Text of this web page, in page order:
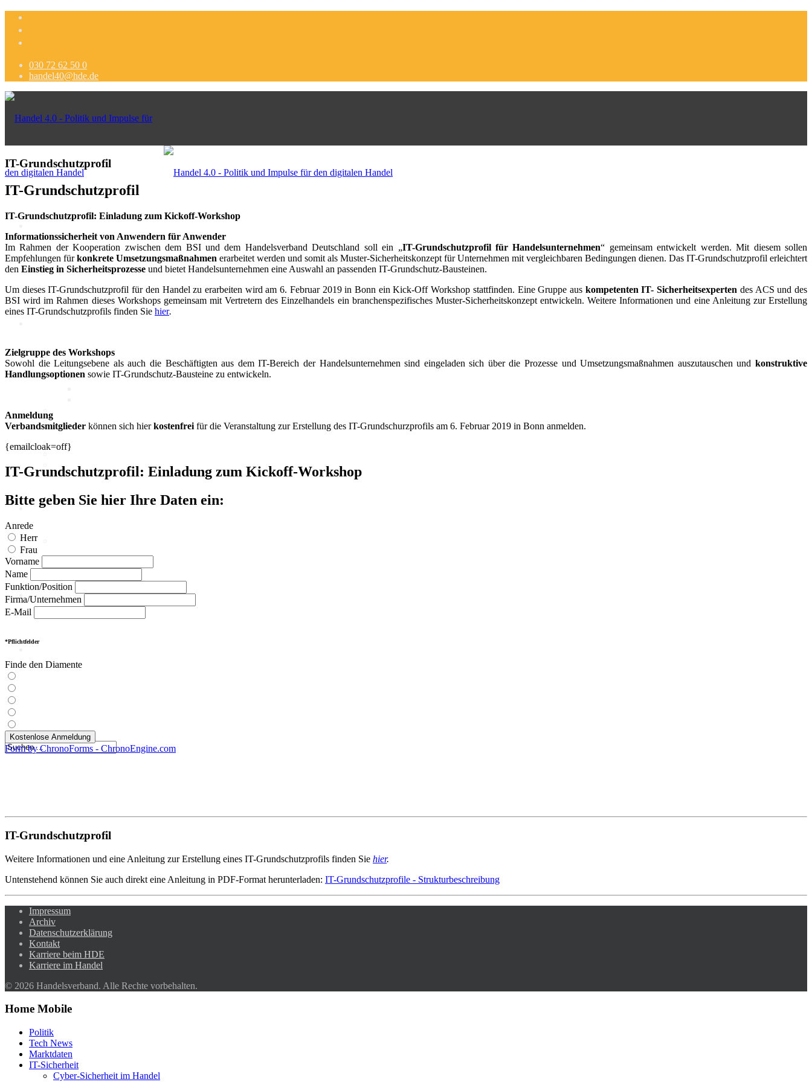
030 72 62 50 0
handel40@hde.de
Politik
Marktdaten
IT-Sicherheit
Cyber-Sicherheit im Handel
Tipps und Infomaterial
Digitalisierung am Point of
Sale
Social Media
Unternehmenswebseite
Mobile
Best-Practices ZukunftHandel
KI
Digitale Innenstadt
IT-Grundschutzprofil
IT-Grundschutzprofil
IT-Grundschutzprofil: Einladung zum Kickoff-Workshop
Informationssicherheit von Anwendern für Anwender
Im Rahmen der Kooperation zwischen dem BSI und dem Handelsverband Deutschland soll ein „IT-Grundschutzprofil für Handelsunternehmen“ gemeinsam entwickelt werden. Mit diesem sollen
Empfehlungen fürkonkrete Umsetzungsmaßnahmen erarbeitet werden und somit als Muster-Sicherheitskonzept für Unternehmen mit vergleichbaren Bedingungen dienen. Das IT-Grundschutzprofil erleichtert
den Einstieg in Sicherheitsprozesse und bietet Handelsunternehmen eine Auswahl an passenden IT-Grundschutz-Bausteinen.
Um dieses IT-Grundschutzprofil für den Handel zu erarbeiten wird am 6. Februar 2019 in Bonn ein Kick-Off Workshop stattfinden. Eine Gruppe aus kompetenten IT- Sicherheitsexperten des ACS und des
BSI wird im Rahmen dieses Workshops gemeinsam mit Vertretern des Einzelhandels ein branchenspezifisches Muster-Sicherheitskonzept entwickeln. Weitere Informationen und eine Anleitung zur Erstellung
eines IT-Grundschutzprofils finden Sie hier.
Zielgruppe des Workshops
Sowohl die Leitungsebene als auch die Beschäftigten aus dem IT-Bereich der Handelsunternehmen sind eingeladen sich über die Prozesse und Umsetzungsmaßnahmen auszutauschen und konstruktive
Handlungsoptionen sowie IT-Grundschutz-Bausteine zu entwickeln.
Anmeldung
Verbandsmitglieder können sich hierkostenfrei für die Veranstaltung zur Erstellung des IT-Grundschurzprofils am 6. Februar 2019 in Bonn anmelden.
{emailcloak=off}
IT-Grundschutzprofil: Einladung zum Kickoff-Workshop
Bitte geben Sie hier Ihre Daten ein:
Anrede
Herr
Frau
Vorname
Name
Funktion/Position
Firma/Unternehmen
E-Mail
*Pflichtfelder
Finde den Diamente
Kostenlose Anmeldung
Form by ChronoForms - ChronoEngine.com
IT-Grundschutzprofil
Weitere Informationen und eine Anleitung zur Erstellung eines IT-Grundschutzprofils finden Sie hier.
Untenstehend können Sie auch direkt eine Anleitung in PDF-Format herunterladen: IT-Grundschutzprofile - Strukturbeschreibung
Impressum
Archiv
Datenschutzerklärung
Kontakt
Karriere beim HDE
Karriere im Handel
© 2026 Handelsverband. Alle Rechte vorbehalten.
Home Mobile
Politik
Tech News
Marktdaten
IT-Sicherheit
Cyber-Sicherheit im Handel